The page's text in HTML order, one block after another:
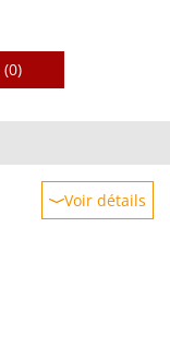
(0)
Voir détails